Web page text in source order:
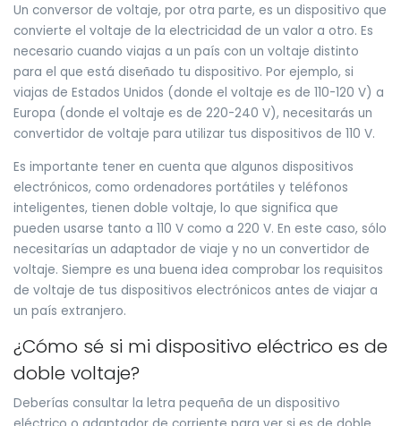
Un conversor de voltaje, por otra parte, es un dispositivo que
convierte el voltaje de la electricidad de un valor a otro. Es
necesario cuando viajas a un país con un voltaje distinto
para el que está diseñado tu dispositivo. Por ejemplo, si
viajas de Estados Unidos (donde el voltaje es de 110-120 V) a
Europa (donde el voltaje es de 220-240 V), necesitarás un
convertidor de voltaje para utilizar tus dispositivos de 110 V.
Es importante tener en cuenta que algunos dispositivos
electrónicos, como ordenadores portátiles y teléfonos
inteligentes, tienen doble voltaje, lo que significa que
pueden usarse tanto a 110 V como a 220 V. En este caso, sólo
necesitarías un adaptador de viaje y no un convertidor de
voltaje. Siempre es una buena idea comprobar los requisitos
de voltaje de tus dispositivos electrónicos antes de viajar a
un país extranjero.
¿Cómo sé si mi dispositivo eléctrico es de
doble voltaje?
Deberías consultar la letra pequeña de un dispositivo